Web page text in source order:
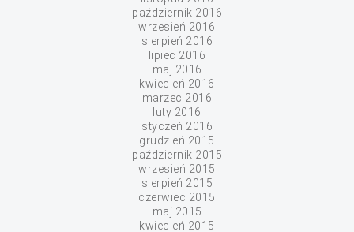
październik 2016
wrzesień 2016
sierpień 2016
lipiec 2016
maj 2016
kwiecień 2016
marzec 2016
luty 2016
styczeń 2016
grudzień 2015
październik 2015
wrzesień 2015
sierpień 2015
czerwiec 2015
maj 2015
kwiecień 2015